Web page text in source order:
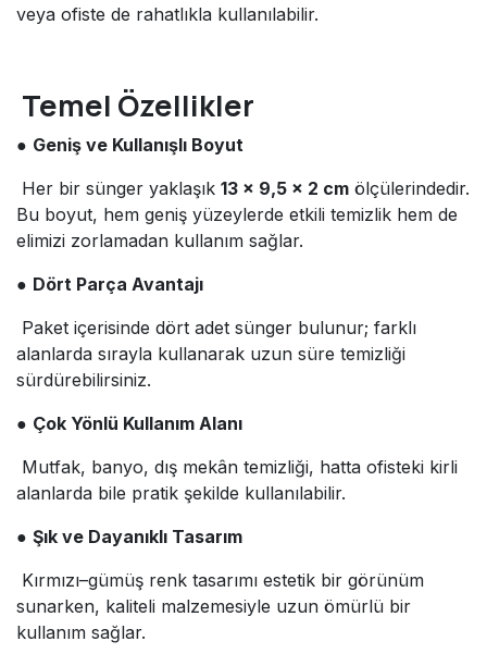
veya ofiste de rahatlıkla kullanılabilir.
Temel Özellikler
● Geniş ve Kullanışlı Boyut
Her bir sünger yaklaşık 13 × 9,5 × 2 cm ölçülerindedir.
Bu boyut, hem geniş yüzeylerde etkili temizlik hem de
elimizi zorlamadan kullanım sağlar.
● Dört Parça Avantajı
Paket içerisinde dört adet sünger bulunur; farklı
alanlarda sırayla kullanarak uzun süre temizliği
sürdürebilirsiniz.
● Çok Yönlü Kullanım Alanı
Mutfak, banyo, dış mekân temizliği, hatta ofisteki kirli
alanlarda bile pratik şekilde kullanılabilir.
● Şık ve Dayanıklı Tasarım
Kırmızı–gümüş renk tasarımı estetik bir görünüm
sunarken, kaliteli malzemesiyle uzun ömürlü bir
kullanım sağlar.